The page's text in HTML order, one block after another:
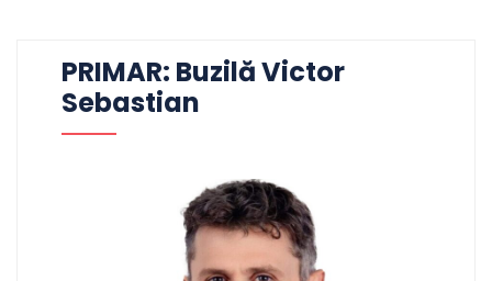
PRIMAR: Buzilă Victor
Sebastian